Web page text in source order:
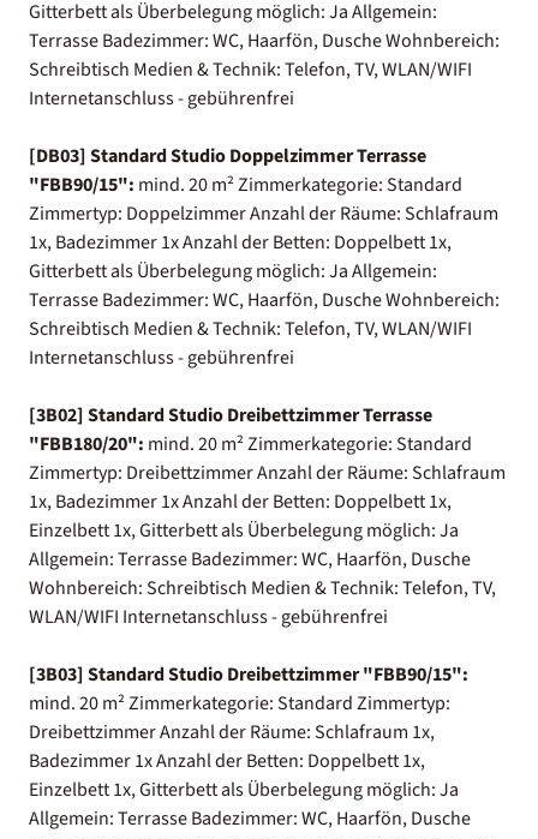
Gitterbett als Überbelegung möglich: Ja Allgemein:
Terrasse Badezimmer: WC, Haarfön, Dusche Wohnbereich:
Schreibtisch Medien & Technik: Telefon, TV, WLAN/WIFI
Internetanschluss - gebührenfrei
[DB03] Standard Studio Doppelzimmer Terrasse
"FBB90/15": mind. 20 m² Zimmerkategorie: Standard
Zimmertyp: Doppelzimmer Anzahl der Räume: Schlafraum
1x, Badezimmer 1x Anzahl der Betten: Doppelbett 1x,
Gitterbett als Überbelegung möglich: Ja Allgemein:
Terrasse Badezimmer: WC, Haarfön, Dusche Wohnbereich:
Schreibtisch Medien & Technik: Telefon, TV, WLAN/WIFI
Internetanschluss - gebührenfrei
[3B02] Standard Studio Dreibettzimmer Terrasse
"FBB180/20": mind. 20 m² Zimmerkategorie: Standard
Zimmertyp: Dreibettzimmer Anzahl der Räume: Schlafraum
1x, Badezimmer 1x Anzahl der Betten: Doppelbett 1x,
Einzelbett 1x, Gitterbett als Überbelegung möglich: Ja
Allgemein: Terrasse Badezimmer: WC, Haarfön, Dusche
Wohnbereich: Schreibtisch Medien & Technik: Telefon, TV,
WLAN/WIFI Internetanschluss - gebührenfrei
[3B03] Standard Studio Dreibettzimmer "FBB90/15":
mind. 20 m² Zimmerkategorie: Standard Zimmertyp:
Dreibettzimmer Anzahl der Räume: Schlafraum 1x,
Badezimmer 1x Anzahl der Betten: Doppelbett 1x,
Einzelbett 1x, Gitterbett als Überbelegung möglich: Ja
Allgemein: Terrasse Badezimmer: WC, Haarfön, Dusche